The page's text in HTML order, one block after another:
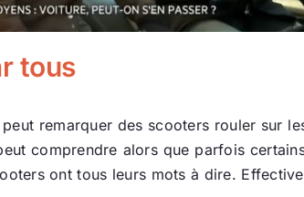
tous
remarquer des scooters rouler sur
comprendre alors que parfois
ont tous leurs mots à dire.